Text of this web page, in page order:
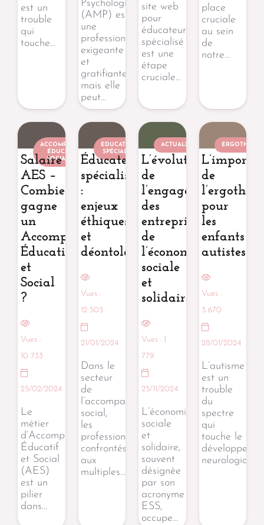
est un
trouble
qui
touche…
Psychologique
(AMP) est
une
profession
exigeante
et
gratifiante,
mais elle
peut…
site web
pour
éducateur
spécialisé
est une
étape
cruciale…
place
cruciale
au sein
de
notre…
ACCOMPAGNANT
ÉDUCATIF ET
SOCIAL (AES)
Salaire
AES –
Combien
gagne
un
Accompagnant
Éducatif
et
Social
?
Vues :
10 733
25/02/2024
Le
métier
d’Accompagnant
Éducatif
et Social
(AES)
est un
pilier
dans…
EDUCATEUR
SPÉCIALISÉ
Éducateur
spécialisé
:
enjeux
éthiques
et
déontologiques
Vues :
12 503
21/01/2024
Dans le
secteur
de
l’accompagnement
social,
les
professionnels
confrontés
aux
multiples…
ACTUALITÉ
L’évolution
de
l’engagement
des
entreprises
de
l’économie
sociale
et
solidaire.
Vues : 1
779
25/11/2024
L’économie
sociale
et
solidaire,
souvent
désignée
par son
acronyme
ESS,
occupe…
de
pour
les
enfants
autistes
Vues :
3 670
28/01/2024
L’autisme
est un
trouble
du
spectre
qui
touche le
neurologique…